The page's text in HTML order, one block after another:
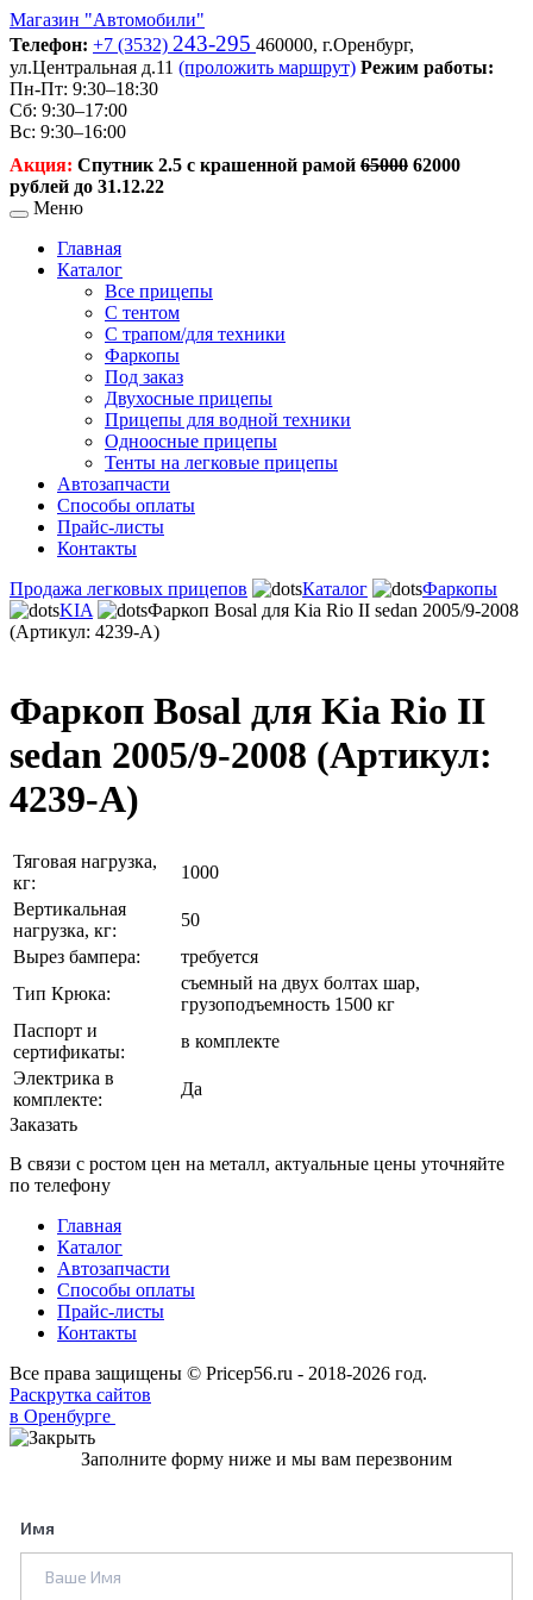
Магазин "Автомобили"
Телефон: +7 (3532) 243-295 460000, г.Оренбург,
ул.Центральная д.11 (проложить маршрут) Режим работы:
Пн-Пт: 9:30–18:30
Сб: 9:30–17:00
Вс: 9:30–16:00
Акция: Спутник 2.5 с крашенной рамой 65000 62000
рублей до 31.12.22
Меню
Главная
Каталог
Все прицепы
С тентом
С трапом/для техники
Фаркопы
Под заказ
Двухосные прицепы
Прицепы для водной техники
Одноосные прицепы
Тенты на легковые прицепы
Автозапчасти
Способы оплаты
Прайс-листы
Контакты
Продажа легковых прицепов
Каталог
Фаркопы
KIA
Фаркоп Bosal для Kia Rio II sedan 2005/9-2008
(Артикул: 4239-A)
Фаркоп Bosal для Kia Rio II
sedan 2005/9-2008 (Артикул:
4239-A)
Тяговая нагрузка,
кг:
1000
Вертикальная
нагрузка, кг:
50
Вырез бампера:
требуется
Тип Крюка:
съемный на двух болтах шар,
грузоподъемность 1500 кг
Паспорт и
сертификаты:
в комплекте
Электрика в
комплекте:
Да
Заказать
В связи с ростом цен на металл, актуальные цены уточняйте
по телефону
Главная
Каталог
Автозапчасти
Способы оплаты
Прайс-листы
Контакты
Все права защищены © Pricep56.ru - 2018-2026 год.
Раскрутка сайтов
в Оренбурге
Заполните форму ниже и мы вам перезвоним
Имя